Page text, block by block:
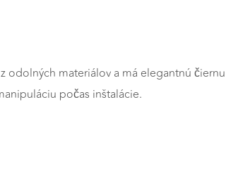
odolných materiálov a má elegantnú
počas inštalácie.